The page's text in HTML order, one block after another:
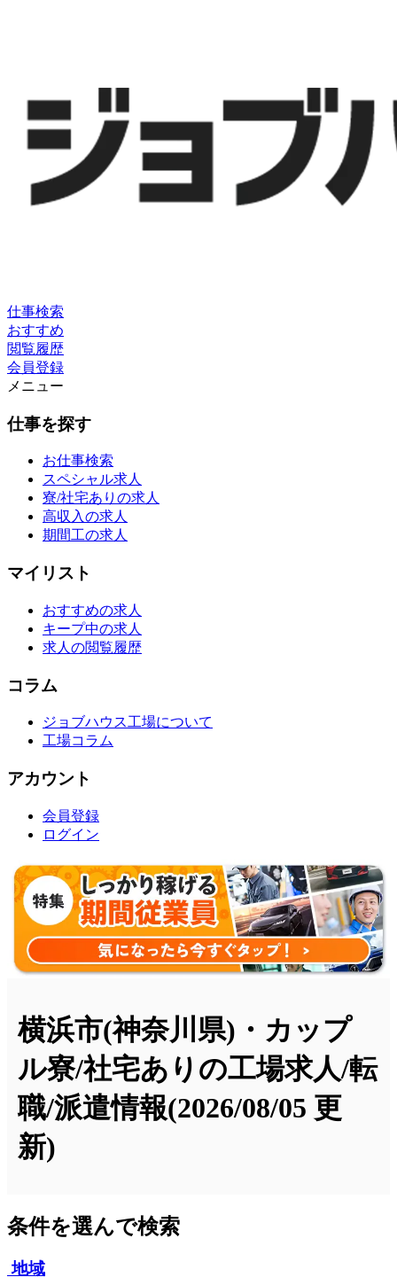
仕事検索
おすすめ
閲覧履歴
会員登録
メニュー
仕事を探す
お仕事検索
スペシャル求人
寮/社宅ありの求人
高収入の求人
期間工の求人
マイリスト
おすすめの求人
キープ中の求人
求人の閲覧履歴
コラム
ジョブハウス工場について
工場コラム
アカウント
会員登録
ログイン
横浜市(神奈川県)・カップ
ル寮/社宅ありの工場求人/転
職/派遣情報(2026/08/05 更
新)
条件を選んで検索
地域